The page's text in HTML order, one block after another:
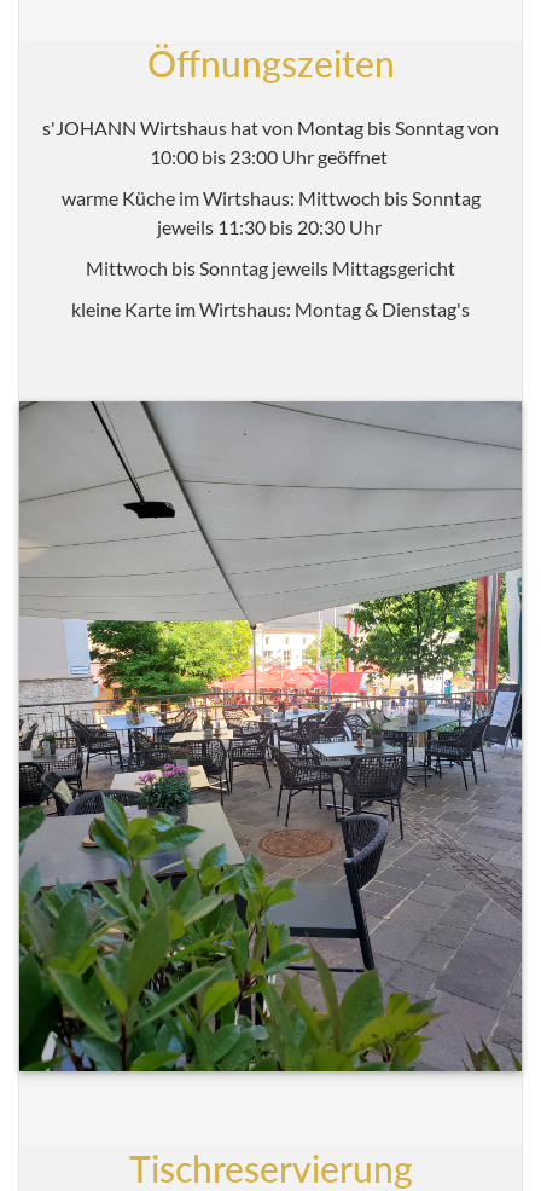
Öffnungszeiten
s'JOHANN Wirtshaus hat von Montag bis Sonntag von
10:00 bis 23:00 Uhr geöffnet
warme Küche im Wirtshaus: Mittwoch bis Sonntag
jeweils 11:30 bis 20:30 Uhr
Mittwoch bis Sonntag jeweils Mittagsgericht
kleine Karte im Wirtshaus: Montag & Dienstag's
Tischreservierung